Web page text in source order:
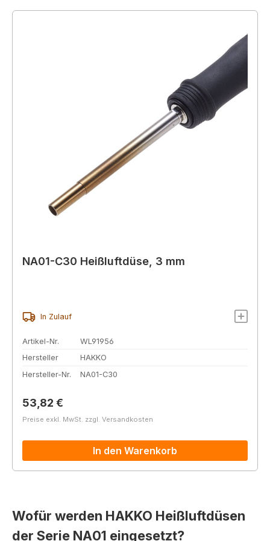
NA01-C30 Heißluftdüse, 3 mm
In Zulauf
Artikel-Nr.
WL91956
Hersteller
HAKKO
Hersteller-Nr.
NA01-C30
Regulärer Preis:
53,82 €
Preise exkl. MwSt. zzgl. Versandkosten
In den Warenkorb
Wofür werden HAKKO Heißluftdüsen
der Serie NA01 eingesetzt?